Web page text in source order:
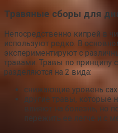
Травяные сборы для
Непосредственно кипрей в
используют редко. В
экспериментируют с
травами. Травы по принципу
разделяются на 2 вида:
снижающие уровень
другие травы, которые
влияют на болезнь, но
пережить ее легче и с